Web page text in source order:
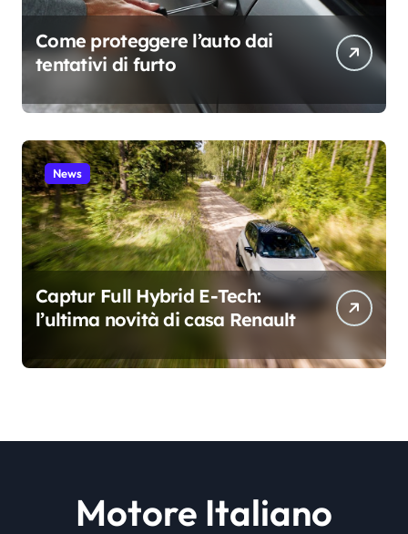
Come proteggere l’auto dai
tentativi di furto
News
Captur Full Hybrid E-Tech:
l’ultima novità di casa Renault
Motore Italiano